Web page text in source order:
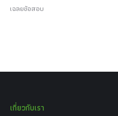
เฉลยข้อสอบ
เกี่ยวกับเรา